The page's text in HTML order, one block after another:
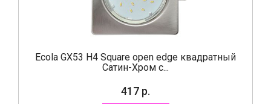
Ecola GX53 H4 Square open edge квадратный
Сатин-Хром с...
417 р.